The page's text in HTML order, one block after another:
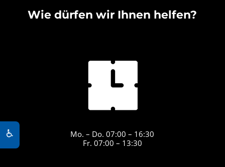
Wie dürfen wir Ihnen helfen?
Mo. – Do. 07:00 – 16:30
Fr. 07:00 – 13:30
♿